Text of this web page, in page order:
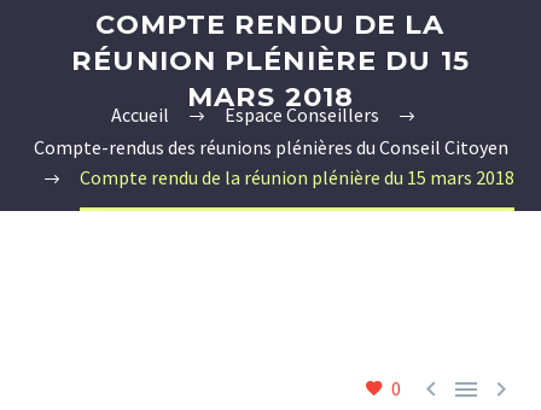
COMPTE RENDU DE LA
RÉUNION PLÉNIÈRE DU 15
MARS 2018
Accueil
Espace Conseillers
Compte-rendus des réunions plénières du Conseil Citoyen
Compte rendu de la réunion plénière du 15 mars 2018
0   